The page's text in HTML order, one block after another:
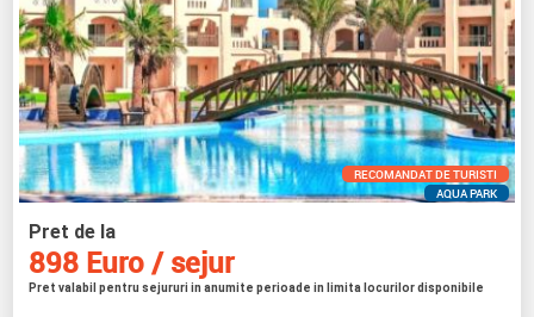
RECOMANDAT DE TURISTI
AQUA PARK
Pret de la
898 Euro / sejur
Pret valabil pentru sejururi in anumite perioade in limita locurilor disponibile